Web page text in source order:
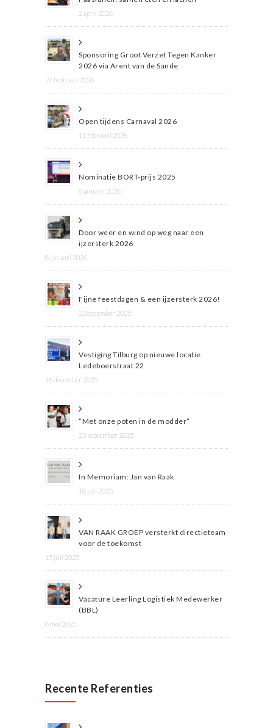
2 april 2026
Sponsoring Groot Verzet Tegen Kanker
2026 via Arent van de Sande
27 februari 2026
Open tijdens Carnaval 2026
11 februari 2026
Nominatie BORT-prijs 2025
8 januari 2026
Door weer en wind op weg naar een
ijzersterk 2026
8 januari 2026
Fijne feestdagen & een ijzersterk 2026!
22 december 2025
Vestiging Tilburg op nieuwe locatie
Ledeboerstraat 22
16 december 2025
“Met onze poten in de modder”
23 september 2025
In Memoriam: Jan van Raak
18 juli 2025
VAN RAAK GROEP versterkt directieteam
voor de toekomst
15 juli 2025
Vacature Leerling Logistiek Medewerker
(BBL)
8 mei 2025
Recente Referenties